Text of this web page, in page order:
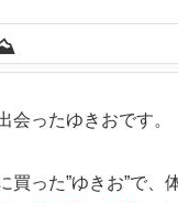
会ったゆきおです。
買った”ゆきお”で、